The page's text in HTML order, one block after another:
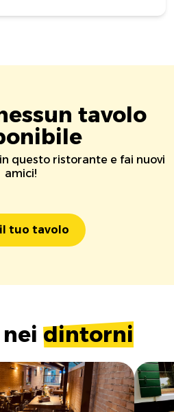
tavolo
questo ristorante e fai nuovi
amici!
tuo tavolo
dintorni